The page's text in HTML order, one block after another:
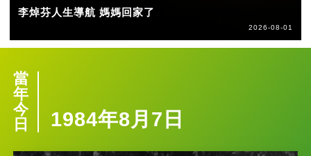
李焯芬人生導航 媽媽回家了
2026-08-01
當
年
今
日
1984年8月7日